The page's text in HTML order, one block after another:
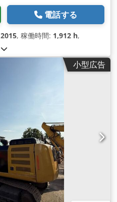
電話する
2015, 稼働時間: 1,912 h,
小型広告